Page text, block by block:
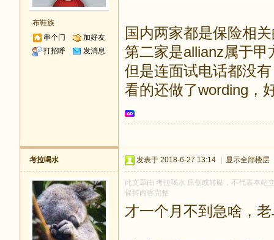
布鞋族
串个门
加好友
打招呼
发消息
国内两家都是保险相
第二家是allianz属于
但是连面试电话都没
看的还做了wording，
考拉喝水 发表于 2018-6-27 13:14 显示全部楼层
此文章由 考拉喝水 原创或转贴，不代表本站
保持内容完整
才一个月不到急啥，